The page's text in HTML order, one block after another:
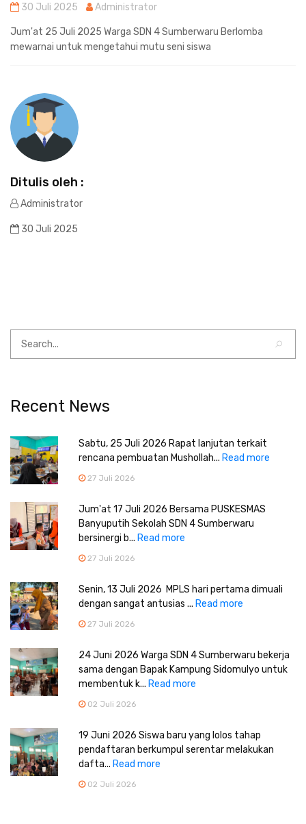
30 Juli 2025 Administrator
Jum'at 25 Juli 2025 Warga SDN 4 Sumberwaru Berlomba
mewarnai untuk mengetahui mutu seni siswa
Ditulis oleh :
Administrator
30 Juli 2025
Recent News
Sabtu, 25 Juli 2026 Rapat lanjutan terkait
rencana pembuatan Mushollah... Read more
27 Juli 2026
Jum'at 17 Juli 2026 Bersama PUSKESMAS
Banyuputih Sekolah SDN 4 Sumberwaru
bersinergi b... Read more
27 Juli 2026
Senin, 13 Juli 2026 MPLS hari pertama dimuali
dengan sangat antusias ... Read more
27 Juli 2026
24 Juni 2026 Warga SDN 4 Sumberwaru bekerja
sama dengan Bapak Kampung Sidomulyo untuk
membentuk k... Read more
02 Juli 2026
19 Juni 2026 Siswa baru yang lolos tahap
pendaftaran berkumpul serentar melakukan
dafta... Read more
02 Juli 2026